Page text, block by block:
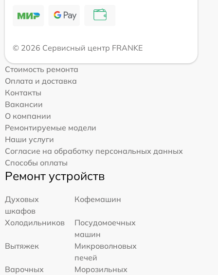
© 2026 Сервисный центр FRANKE
Стоимость ремонта
Оплата и доставка
Контакты
Вакансии
О компании
Ремонтируемые модели
Наши услуги
Согласие на обработку персональных данных
Способы оплаты
Ремонт устройств
Духовых
шкафов
Кофемашин
Холодильников
Посудомоечных
машин
Вытяжек
Микроволновых
печей
Варочных
Морозильных